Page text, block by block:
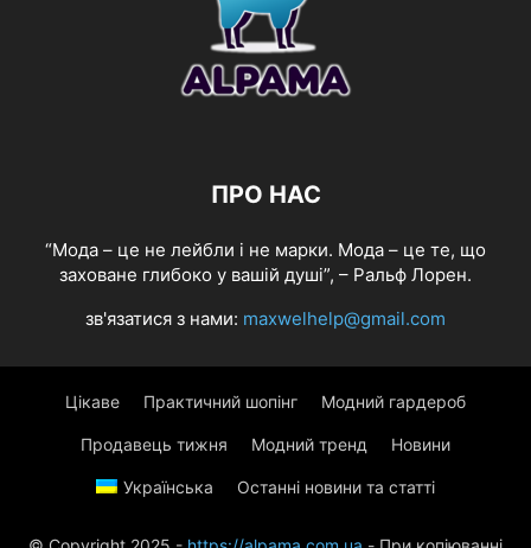
ПРО НАС
“Мода – це не лейбли і не марки. Мода – це те, що
заховане глибоко у вашій душі”, – Ральф Лорен.
зв'язатися з нами: maxwelhelp@gmail.com
Цікаве Практичний шопінг Модний гардероб
Продавець тижня Модний тренд Новини
Українська Останні новини та статті